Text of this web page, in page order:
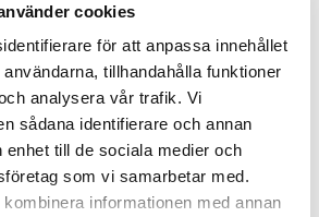
cookies
för att anpassa innehållet
tillhandahålla funktioner
analysera vår trafik. Vi
sådana identifierare och annan
enhet till de sociala medier och
som vi samarbetar med.
informationen med annan
eller motsvarande
från produktionsmiljö, exempelvis
tekniskt avancerad verksamhet. För att
du ha god förståelse för